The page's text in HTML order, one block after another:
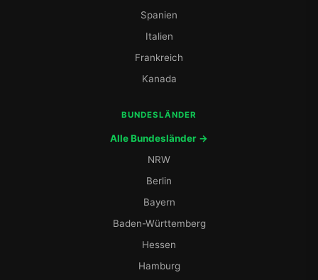
Spanien
Italien
Frankreich
Kanada
BUNDESLÄNDER
Alle Bundesländer →
NRW
Berlin
Bayern
Baden-Württemberg
Hessen
Hamburg